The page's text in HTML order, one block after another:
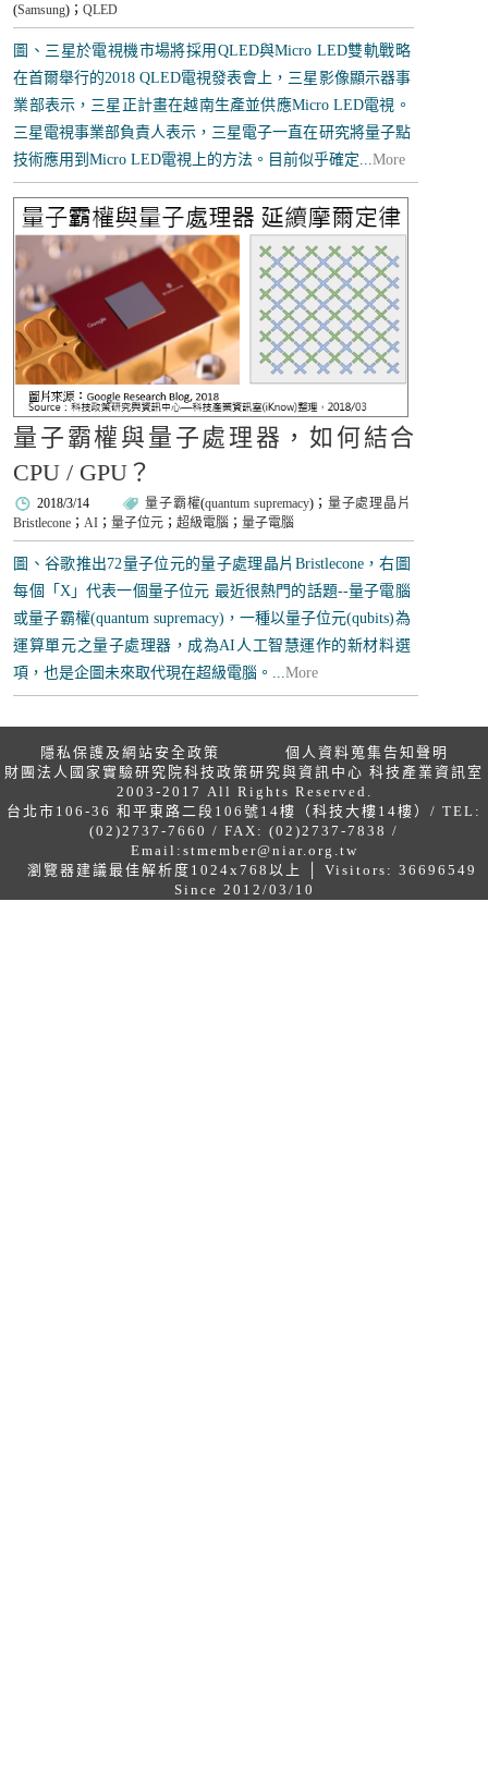
(Samsung)；QLED
圖、三星於電視機市場將採用QLED與Micro LED雙軌戰略
在首爾舉行的2018 QLED電視發表會上，三星影像顯示器事
業部表示，三星正計畫在越南生產並供應Micro LED電視。
三星電視事業部負責人表示，三星電子一直在研究將量子點
技術應用到Micro LED電視上的方法。目前似乎確定...More
量子霸權與量子處理器，如何結合
CPU / GPU？
2018/3/14 量子霸權(quantum supremacy)； 量子處理晶片
Bristlecone ；AI ；量子位元 ；超級電腦 ；量子電腦
圖、谷歌推出72量子位元的量子處理晶片Bristlecone，右圖
每個「X」代表一個量子位元 最近很熱門的話題--量子電腦
或量子霸權(quantum supremacy)，一種以量子位元(qubits)為
運算單元之量子處理器，成為AI人工智慧運作的新材料選
項，也是企圖未來取代現在超級電腦。...More
隱私保護及網站安全政策
個人資料蒐集告知聲明
財團法人國家實驗研究院科技政策研究與資訊中心 科技產業資訊室
2003-2017 All Rights Reserved.
台北市106-36 和平東路二段106號14樓（科技大樓14樓）/ TEL:
(02)2737-7660 / FAX: (02)2737-7838 /
Email: stmember@niar.org.tw
瀏覽器建議最佳解析度1024x768以上 │ Visitors: 36696549
Since 2012/03/10